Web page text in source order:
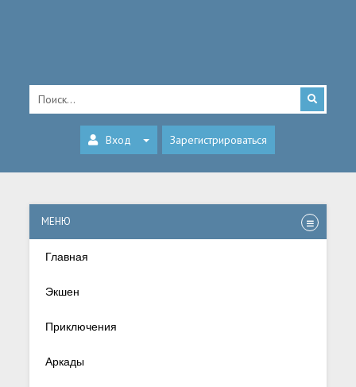
Вход Зарегистрироваться
МЕНЮ
Главная
Экшен
Приключения
Аркады